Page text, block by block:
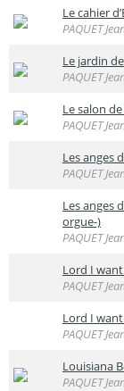
Le cahier
PAQUET
Le jardin
PAQUET
Le salon
PAQUET
Les anges
PAQUET
Les anges
orgue-)
PAQUET
Lord I
PAQUET
Lord I
PAQUET
Louisiana
PAQUET